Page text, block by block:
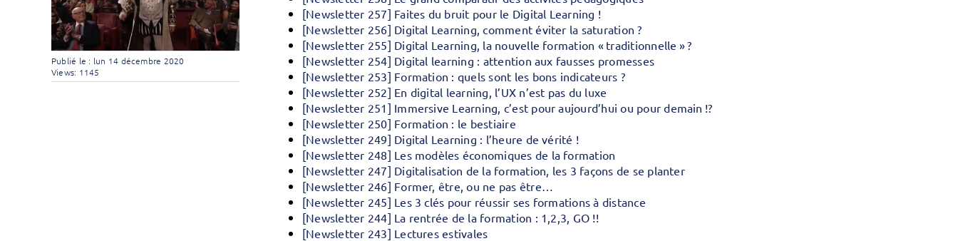
Publié le : lun 14 décembre 2020
Views: 1145
[Newsletter 257] Faites du bruit pour le Digital Learning !
[Newsletter 256] Digital Learning, comment éviter la saturation ?
[Newsletter 255] Digital Learning, la nouvelle formation « traditionnelle » ?
[Newsletter 254] Digital learning : attention aux fausses promesses
[Newsletter 253] Formation : quels sont les bons indicateurs ?
[Newsletter 252] En digital learning, l’UX n’est pas du luxe
[Newsletter 251] Immersive Learning, c’est pour aujourd’hui ou pour demain !?
[Newsletter 250] Formation : le bestiaire
[Newsletter 249] Digital Learning : l’heure de vérité !
[Newsletter 248] Les modèles économiques de la formation
[Newsletter 247] Digitalisation de la formation, les 3 façons de se planter
[Newsletter 246] Former, être, ou ne pas être…
[Newsletter 245] Les 3 clés pour réussir ses formations à distance
[Newsletter 244] La rentrée de la formation : 1,2,3, GO !!
[Newsletter 243] Lectures estivales